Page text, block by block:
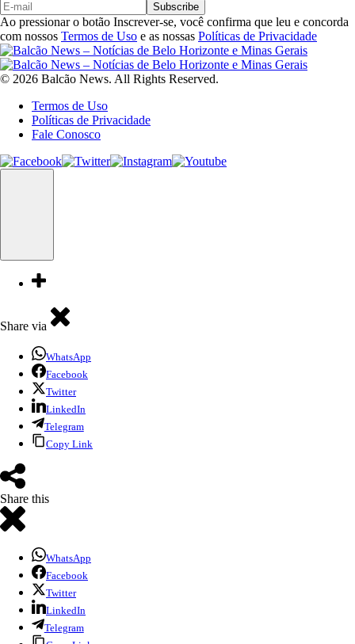
Subscribe
Ao pressionar o botão Inscrever-se, você confirma que leu e concorda
com nossos Termos de Uso e as nossas Políticas de Privacidade
© 2026 Balcão News. All Rights Reserved.
Termos de Uso
Políticas de Privacidade
Fale Conosco
Share via
WhatsApp
Facebook
Twitter
LinkedIn
Telegram
Copy Link
Share this
WhatsApp
Facebook
Twitter
LinkedIn
Telegram